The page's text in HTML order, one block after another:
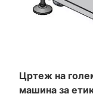
Цртеж на
машина за